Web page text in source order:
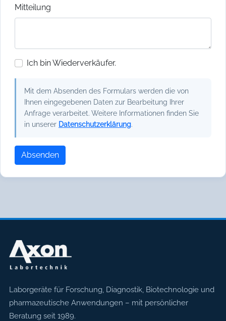
Mitteilung
Ich bin Wiederverkäufer.
Mit dem Absenden des Formulars werden die von
Ihnen eingegebenen Daten zur Bearbeitung Ihrer
Anfrage verarbeitet. Weitere Informationen finden Sie
in unserer Datenschutzerklärung.
Absenden
Axon Labortechnik
Laborgeräte für Forschung, Diagnostik, Biotechnologie und
pharmazeutische Anwendungen – mit persönlicher
Beratung seit 1989.